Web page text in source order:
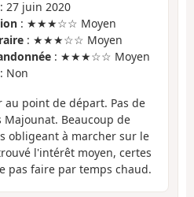
: 27 juin 2020
: ★★★☆☆ Moyen
: ★★★☆☆ Moyen
: ★★★☆☆ Moyen
: Non
point de départ. Pas de
Beaucoup de
obligeant à marcher sur le
l'intérêt moyen, certes
pas faire par temps chaud.